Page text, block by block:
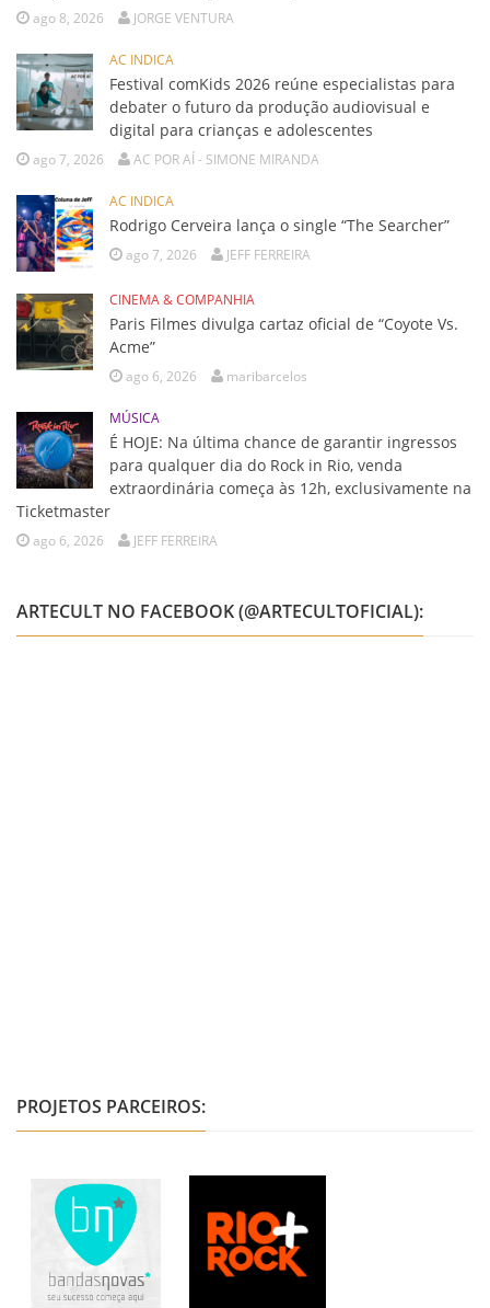
ago 8, 2026 JORGE VENTURA
AC INDICA
Festival comKids 2026 reúne especialistas para
debater o futuro da produção audiovisual e
digital para crianças e adolescentes
ago 7, 2026 AC POR AÍ - SIMONE MIRANDA
AC INDICA
Rodrigo Cerveira lança o single “The Searcher”
ago 7, 2026 JEFF FERREIRA
CINEMA & COMPANHIA
Paris Filmes divulga cartaz oficial de “Coyote Vs.
Acme”
ago 6, 2026 maribarcelos
MÚSICA
É HOJE: Na última chance de garantir ingressos
para qualquer dia do Rock in Rio, venda
extraordinária começa às 12h, exclusivamente na
Ticketmaster
ago 6, 2026 JEFF FERREIRA
ARTECULT NO FACEBOOK (@ARTECULTOFICIAL):
PROJETOS PARCEIROS: